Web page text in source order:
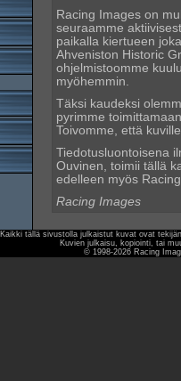
Racing Images on
seuraamme
paikalla kiertueen
Ahveniston Historic
ohjelmistoomme
myöhemmin.
Täksi kaudeksi
pyrimme
Toivomme, että
Tiedotusluontoisena
Ouvinen, toimii tällä
edelleen myös
Racing Images
Kaikki tällä sivustolla julkaistut kuvat ovat
Kuvien julkaisu, kopiointi, tai
© 1998-2026 Racing